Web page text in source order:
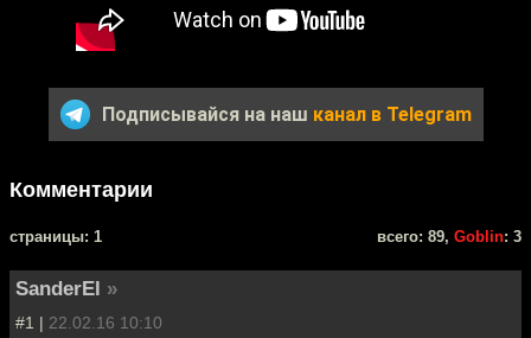
Подписывайся на наш канал в Telegram
Комментарии
cтраницы: 1 всего: 89, Goblin: 3
SanderEl »
#1 | 22.02.16 10:10